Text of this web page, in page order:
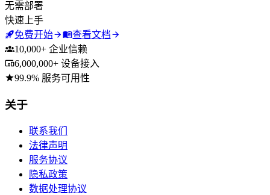
无需部署
快速上手
免费开始
查看文档
10,000+ 企业信赖
6,000,000+ 设备接入
99.9% 服务可用性
Footer
关于
联系我们
法律声明
服务协议
隐私政策
数据处理协议